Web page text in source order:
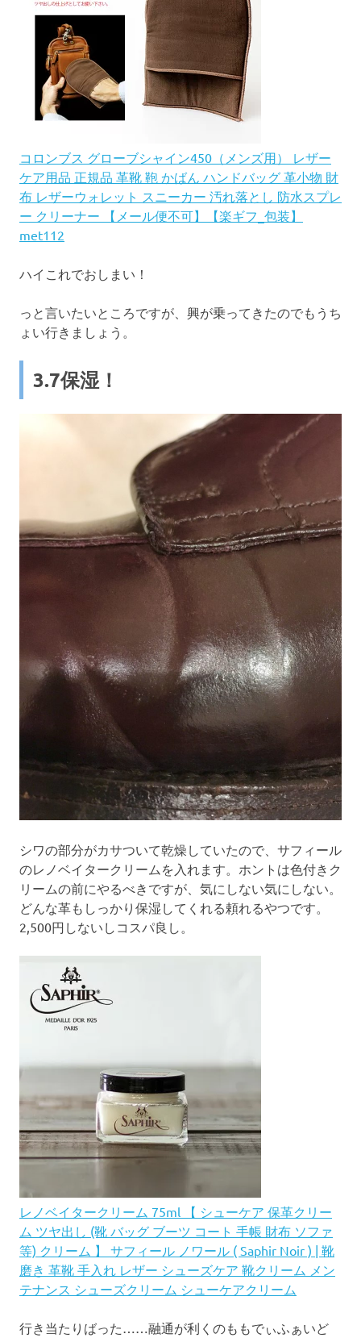
コロンブス グローブシャイン450（メンズ用） レザー
ケア用品 正規品 革靴 鞄 かばん ハンドバッグ 革小物 財
布 レザーウォレット スニーカー 汚れ落とし 防水スプレ
ー クリーナー 【メール便不可】【楽ギフ_包装】
met112
ハイこれでおしまい！
っと言いたいところですが、興が乗ってきたのでもうち
ょい行きましょう。
3.7保湿！
シワの部分がカサついて乾燥していたので、サフィール
のレノベイタークリームを入れます。ホントは色付きク
リームの前にやるべきですが、気にしない気にしない。
どんな革もしっかり保湿してくれる頼れるやつです。
2,500円しないしコスパ良し。
レノベイタークリーム 75ml 【 シューケア 保革クリー
ム ツヤ出し (靴 バッグ ブーツ コート 手帳 財布 ソファ
等) クリーム 】 サフィール ノワール ( Saphir Noir ) | 靴
磨き 革靴 手入れ レザー シューズケア 靴クリーム メン
テナンス シューズクリーム シューケアクリーム
行き当たりばった……融通が利くのももでぃふぁいど